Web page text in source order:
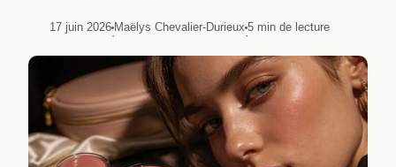
17 juin 2026
·
Maëlys Chevalier-Durieux
·
5 min de lecture